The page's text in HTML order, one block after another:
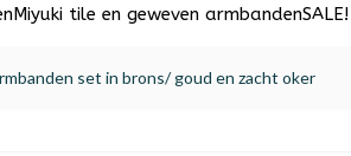
Miyuki tile en geweven armbandenSALE!
set in brons/ goud en zacht oker